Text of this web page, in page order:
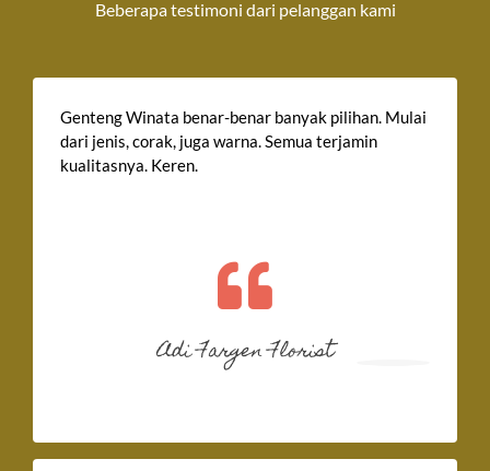
Beberapa testimoni dari pelanggan kami
Genteng Winata benar-benar banyak pilihan. Mulai
dari jenis, corak, juga warna. Semua terjamin
kualitasnya. Keren.
Adi Fargen Florist